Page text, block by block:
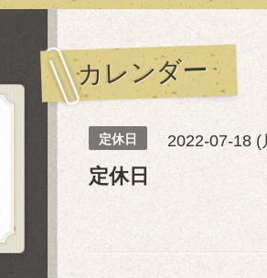
カレンダー
定休日 2022-07-18 (
定休日